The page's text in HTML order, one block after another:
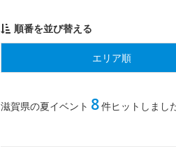
順番を並び替える
エリア順
滋賀県の夏イベント 8件ヒットしまし